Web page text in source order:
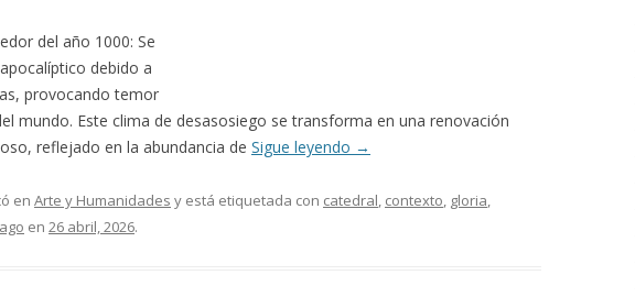
del año 1000: Se
debido a
provocando temor
mundo. Este clima de desasosiego se transforma en una renovación
reflejado en la abundancia de Sigue leyendo →
en Arte y Humanidades y está etiquetada con catedral, contexto, gloria,
en 26 abril, 2026.